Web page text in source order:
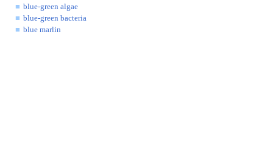
blue-green algae
blue-green bacteria
blue marlin